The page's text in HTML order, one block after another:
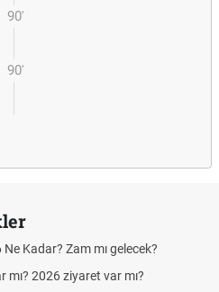
90'
90'
Kadar? Zam mı gelecek?
mı? 2026 ziyaret var mı?